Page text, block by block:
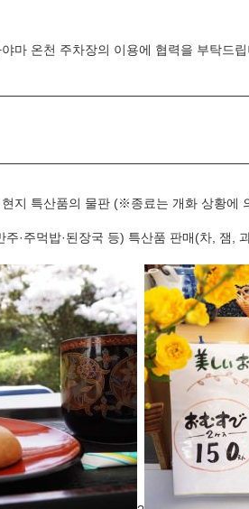
마 온천 주차장의 이용에 협력을 부탁드
현지 특산품의 물판 (※종료는 개화 상황에
주·주먹밥·된장국 등) 특산품 판매(차, 잼,